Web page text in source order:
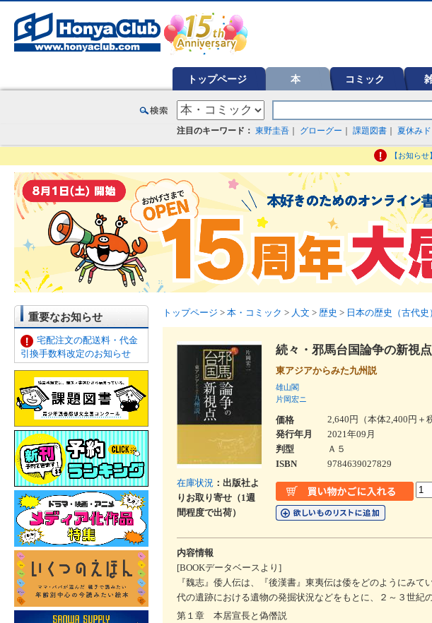
トップページ 本 コミック
注目のキーワード： 東野圭吾 グローグー 課題図書 夏休み
【お知ら
重要なお知らせ
宅配注文の配送料・代金
引換手数料改定のお知らせ
トップページ > 本・コミック > 人文 > 歴史 > 日本の歴史（古代史
在庫状況 ：出版社よ
りお取り寄せ（1週
間程度で出荷）
続々・邪馬台国論争の新視点
東アジアからみた九州説
雄山閣
片岡宏ニ
価格
2,640円（本体2,400円＋
発行年月
2021年09月
判型
Ａ５
ISBN
9784639027829
内容情報
[BOOKデータベースより]
『魏志』倭人伝は、『後漢書』東夷伝は倭をどのようにみ
代の遺跡における遺物の発掘状況などをもとに、２～３世紀
第１章 本居宣長と偽僭説